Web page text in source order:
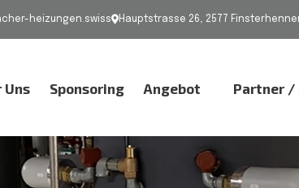
heizungen.swiss Hauptstrasse 26, 2577
Uns Sponsoring Angebot Partner /